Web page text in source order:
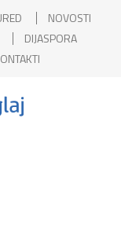
NOVOSTI
DIJASPORA